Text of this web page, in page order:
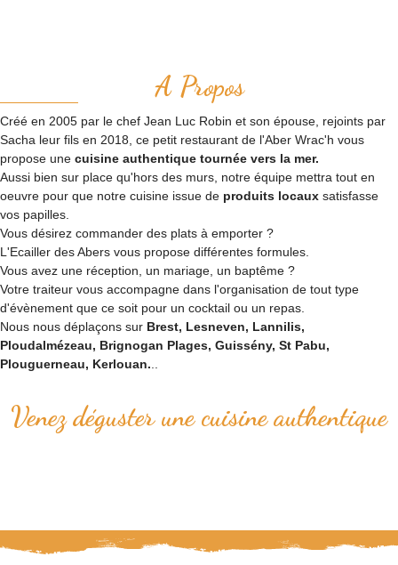
A Propos
Créé en 2005 par le chef Jean Luc Robin et son épouse, rejoints par
Sacha leur fils en 2018, ce petit restaurant de l'Aber Wrac'h vous
propose une cuisine authentique tournée vers la mer.
Aussi bien sur place qu'hors des murs, notre équipe mettra tout en
oeuvre pour que notre cuisine issue de produits locaux satisfasse
vos papilles.
Vous désirez commander des plats à emporter ?
L'Ecailler des Abers vous propose différentes formules.
Vous avez une réception, un mariage, un baptême ?
Votre traiteur vous accompagne dans l'organisation de tout type
d'évènement que ce soit pour un cocktail ou un repas.
Nous nous déplaçons sur Brest, Lesneven, Lannilis,
Ploudalmézeau, Brignogan Plages, Guissény, St Pabu,
Plouguerneau, Kerlouan.
Venez déguster une cuisine authentique